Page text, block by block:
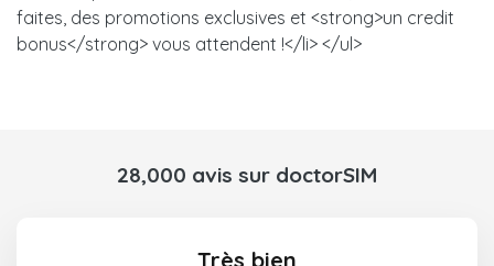
faites, des promotions exclusives et <strong>un credit
bonus</strong> vous attendent !</li> </ul>
28,000 avis sur doctorSIM
Très bien